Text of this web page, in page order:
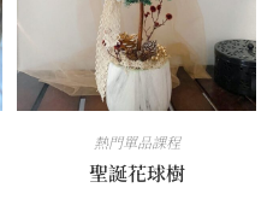
熱門單品課程
聖誕花球樹